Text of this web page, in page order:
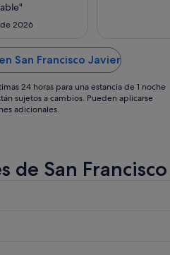
2
sept
2026
San Francisco Javier
24 horas para una estancia de 1 noche
sujetos a cambios. Pueden aplicarse
adicionales.
San